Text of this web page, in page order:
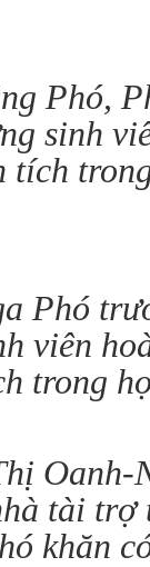
Phó,
sinh
tích
Phó
viên
trong
tài trợ
khăn